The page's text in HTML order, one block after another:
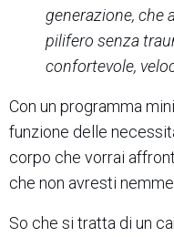
generazione, che
pilifero senza
confortevole,
Con un programma
funzione delle
corpo che vorrai
che non avresti
So che si tratta di un